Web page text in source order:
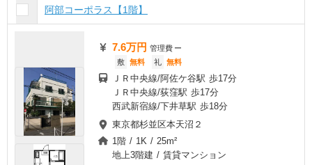
阿部コーポラス【1階】
7.6万円 管理費 ー
敷 無料 礼 無料
ＪＲ中央線/阿佐ケ谷駅 歩17分
ＪＲ中央線/荻窪駅 歩17分
西武新宿線/下井草駅 歩18分
東京都杉並区本天沼２
1階 / 1K / 25m²
地上3階建 / 賃貸マンション